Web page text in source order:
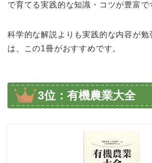
で育てる実践的な知識・コツが豊富で
科学的な解説よりも実践的な内容が勉
は、この1冊がおすすめです。
3位：有機農業大全